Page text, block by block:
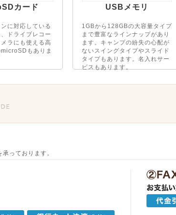
カード
に対応している
ドライブレコー
ラにも使える高
もありま
USBメモリ
1GBから128GBの大容量タイプ
まで豊富なラインナップがあり
ます。キャンプの紛失の心配が
ないスイングタイプやスライド
タイプもあります。名入れサー
ビスもあります。
っております。